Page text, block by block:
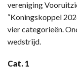
vereniging
“Koningskoppel
vier categorieën.
wedstrijd.
Cat. 1